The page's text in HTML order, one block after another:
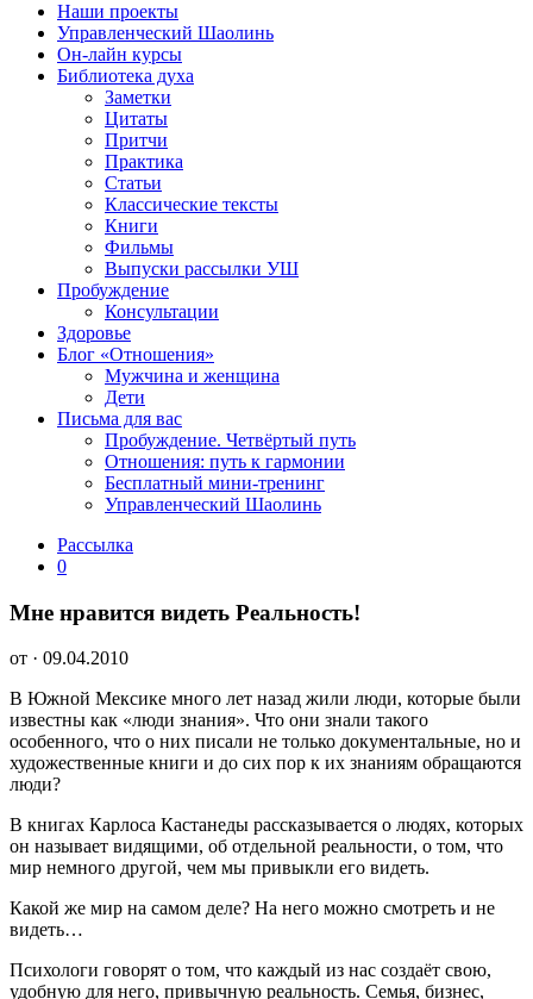
Наши проекты
Управленческий Шаолинь
Он-лайн курсы
Библиотека духа
Заметки
Цитаты
Притчи
Практика
Статьи
Классические тексты
Книги
Фильмы
Выпуски рассылки УШ
Пробуждение
Консультации
Здоровье
Блог «Отношения»
Мужчина и женщина
Дети
Письма для вас
Пробуждение. Четвёртый путь
Отношения: путь к гармонии
Бесплатный мини-тренинг
Управленческий Шаолинь
Рассылка
0
Мне нравится видеть Реальность!
от · 09.04.2010
В Южной Мексике много лет назад жили люди, которые были
известны как «люди знания». Что они знали такого
особенного, что о них писали не только документальные, но и
художественные книги и до сих пор к их знаниям обращаются
люди?
В книгах Карлоса Кастанеды рассказывается о людях, которых
он называет видящими, об отдельной реальности, о том, что
мир немного другой, чем мы привыкли его видеть.
Какой же мир на самом деле? На него можно смотреть и не
видеть…
Психологи говорят о том, что каждый из нас создаёт свою,
удобную для него, привычную реальность. Семья, бизнес,